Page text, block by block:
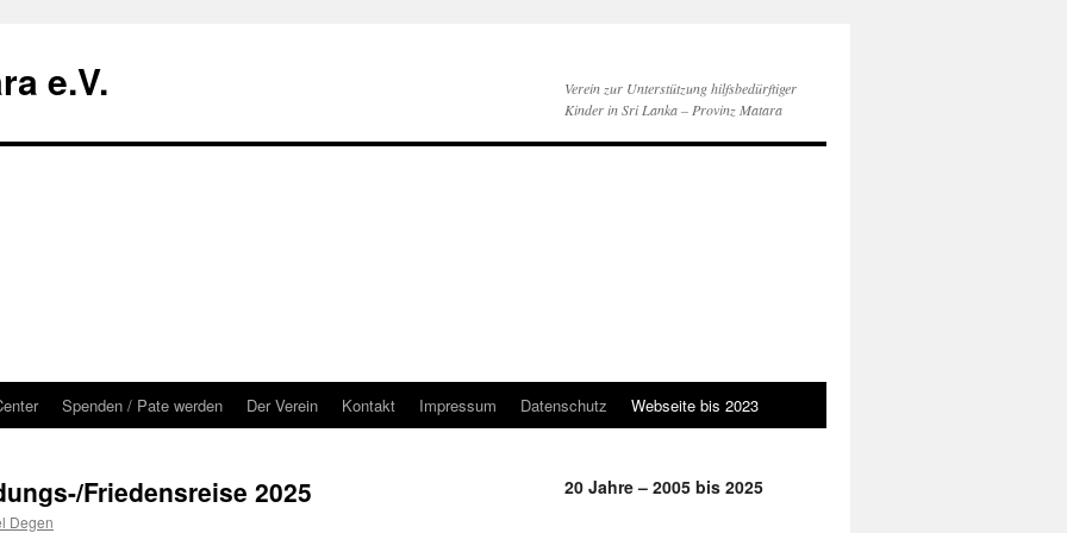
e.V.
Verein zur Unterstützung hilfsbedürftiger
Kinder in Sri Lanka – Provinz Matara
Spenden / Pate werden Der Verein Kontakt Impressum Datenschutz Webseite bis 2023
Friedensreise 2025
Degen
20 Jahre – 2005 bis 2025